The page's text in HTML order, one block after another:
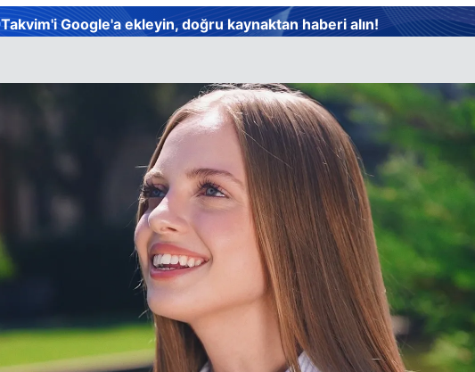
Takvim'i Google'a ekleyin, doğru kaynaktan haberi alın!